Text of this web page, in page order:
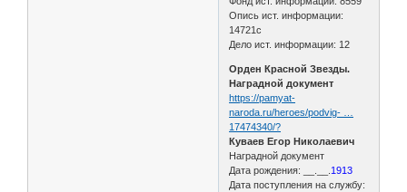
Опись ист. информации:
14721с
Дело ист. информации: 12
Орден Красной Звезды.
Наградной документ
https://pamyat-
naroda.ru/heroes/podvig- …
17474340/?
Куваев Егор Николаевич
Наградной документ
Дата рождения: __.__. 1913
Дата поступления на службу: